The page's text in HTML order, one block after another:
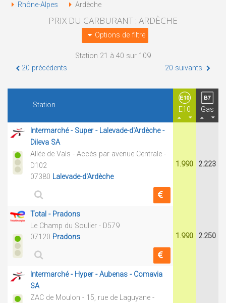
Rhône-Alpes Ardèche
PRIX DU CARBURANT : ARDÈCHE
Options de filtre
Station 21 à 40 sur 109
20 précédents
20 suivants
Station
E10 Gas
Intermarché - Super - Lalevade-d'Ardèche -
Dileva SA
Allée de Vals - Accès par avenue Centrale -
D102
07380 Lalevade-d'Ardèche
1.990 2.223
Total - Pradons
Le Champ du Soulier - D579
07120 Pradons 1.990 2.250
Intermarché - Hyper - Aubenas - Comavia
SA
ZAC de Moulon - 15, rue de Laguyane -